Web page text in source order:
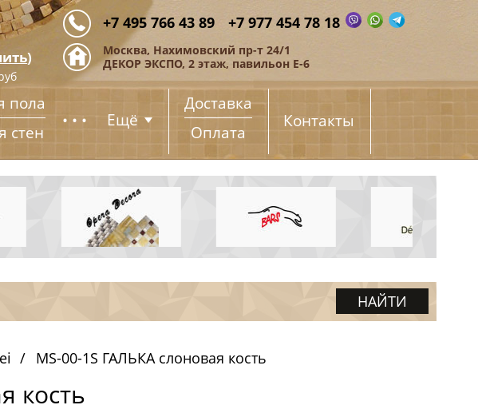
+7 495 766 43 89 +7 977 454 78 18
Москва, Нахимовский пр-т 24/1
ДЕКОР ЭКСПО, 2 этаж, павильон Е-6
)
пола
стен
... Ещё
Доставка
Оплата
Контакты
MS-00-1S ГАЛЬКА слоновая кость
кость